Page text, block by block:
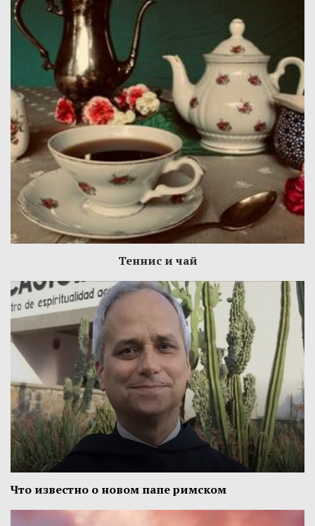
Теннис и чай
Что известно о новом папе римском